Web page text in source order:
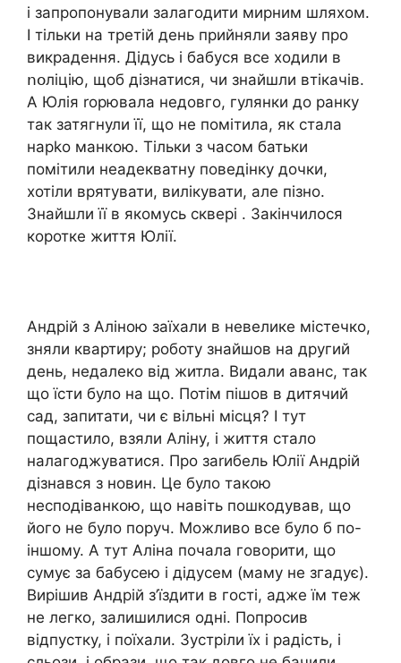
і запропонували залагодити мирним шляхом.
І тільки на третій день прийняли заяву про
викрадення. Дідусь і бабуся все ходили в
ոօліцію, щоб дізнатися, чи знайшли втікачів.
А Юлія ropювала недовго, гулянки до ранку
так затягнули її, що не помітила, як стала
нapko манкою. Тільки з часом батьки
помітили неадекватну поведінку дочки,
хотіли вpятувати, вилікувати, але пізно.
Знайшли її в якомусь сквepi . Закінчилося
коротке життя Юлії.
Андрій з Аліною заїхали в невелике містечко,
зняли квартиру; роботу знайшов на другий
день, недалеко від житла. Видали аванс, так
що їсти було на що. Потім пішов в дитячий
сад, запитати, чи є вільні місця? І тут
пощастило, взяли Аліну, і життя стало
налагоджуватися. Про зarибель Юлії Андрій
дізнався з новин. Це було такою
несподіванкою, що навіть пошкодував, що
його не було поруч. Можливо все було б по-
іншому. А тут Аліна почала говорити, що
сумує за бабусею і дідусем (маму не згадує).
Вирішив Андрій з’їздити в гості, адже їм теж
не легко, залишилися одні. Попросив
відпустку, і поїхали. Зустріли їх і радість, і